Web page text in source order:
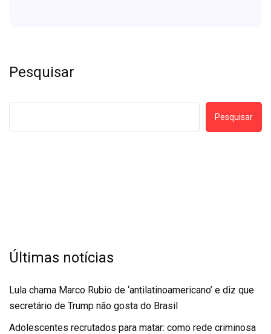
Pesquisar
Pesquisar
Últimas notícias
Lula chama Marco Rubio de ‘antilatinoamericano’ e diz que
secretário de Trump não gosta do Brasil
Adolescentes recrutados para matar: como rede criminosa